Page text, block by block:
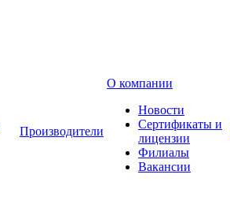
Производители
О компании
Новости
Сертификаты и
лицензии
Филиалы
Вакансии